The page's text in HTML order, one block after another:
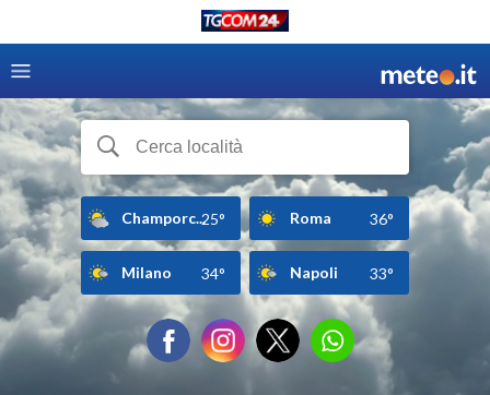
Champorc...25° Roma 36°
Milano 34° Napoli 33°